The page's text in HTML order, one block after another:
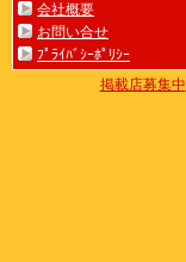
会社概要
お問い合せ
ﾌﾟﾗｲﾊﾞｼｰﾎﾟﾘｼｰ
掲載店募集中